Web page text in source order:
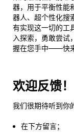
器，用于平衡性能
器人、超个性化搜
有实现这一切的工
入探索，勇敢尝试
握在您手中——快
欢迎反馈！
我们很期待听到你
在下方留言；